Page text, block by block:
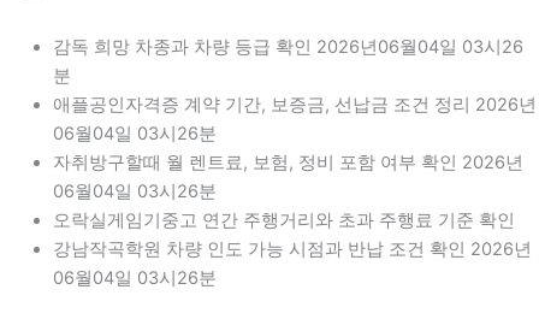
감독 희망 차종과 차량 등급 확인 2026년06월04일 03시26
분
애플공인자격증 계약 기간, 보증금, 선납금 조건 정리 2026년
06월04일 03시26분
자취방구할때 월 렌트료, 보험, 정비 포함 여부 확인 2026년
06월04일 03시26분
오락실게임기중고 연간 주행거리와 초과 주행료 기준 확인
강남작곡학원 차량 인도 가능 시점과 반납 조건 확인 2026년
06월04일 03시26분